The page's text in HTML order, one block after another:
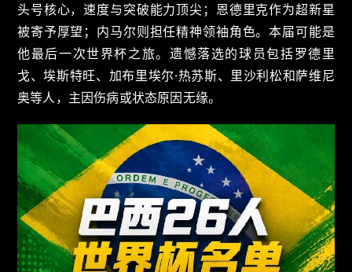
头号核心，速度与突破能力顶尖；恩德里克作为超新星
被寄予厚望；内马尔则担任精神领袖角色。本届可能是
他最后一次世界杯之旅。遗憾落选的球员包括罗德里
戈、埃斯特旺、加布里埃尔·热苏斯、里沙利松和萨维尼
奥等人，主因伤病或状态原因无缘。